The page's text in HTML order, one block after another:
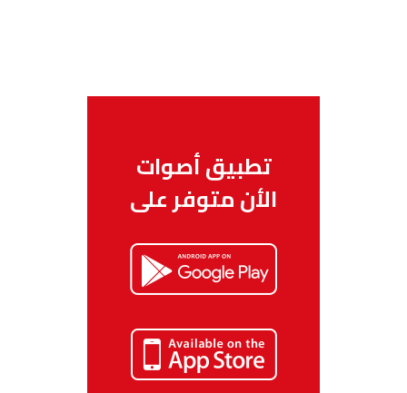
تطبيق أصوات
الأن متوفر على